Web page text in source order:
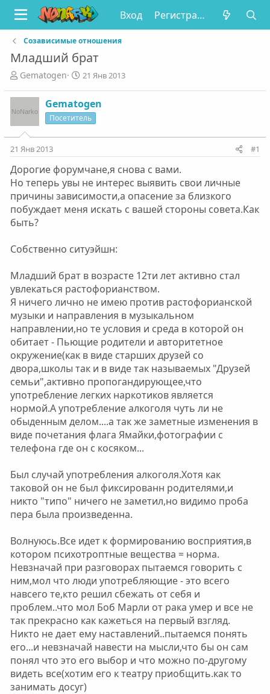
Вход Регистрация
Созависимые отношения
Младший брат
А
т
о
т
м
ы
Gematogen
Д
а
н
л
21 Янв 2013
Gematogen
Посетитель
21 Янв 2013 #1
Дорогие форумчане,я снова с вами.
Но теперь увы не интерес выявить свои личные
причины зависимости,а опасение за близкого
побуждает меня искать с вашей стороны совета.Как
быть?
Собственно ситуэйшн:
Младший брат в возрасте 12ти лет активно стал
увлекаться растофорианством.
Я ничего лично не имею против растофорианской
музыки и направления в музыкальном
направлении,но те условия и среда в которой он
обитает - Пьющие родители и авторитетное
окружение(как в виде старших друзей со
двора,школы так и в виде так называемых "Друзей
семьи",активно пропогандирующее,что
употребление легких наркотиков является
нормой.А употребление алкоголя чуть ли не
обыденным делом....а так же заметные изменения в
виде почетания флага Ямайки,фотографии с
телефона где он с косяком...
Был случай употребления алкоголя.Хотя как
таковой он не был фиксированн родителями,и
никто "типо" ничего не заметил,но видимо проба
пера была произведенна.
Волнуюсь.Все идет к формированию восприятия,в
котором психотроптные вещества = норма.
Невзначай при разговорах пытаемся говорить с
ним,мол что люди употребляющие - это всего
навсего те,кто решил сбежать от себя и
проблем..что мол Боб Марли от рака умер и все не
так прекрасно как кажеться на первый взгляд.
Никто не дает ему наставлений..пытаемся понять
его...и невзначай навести на мысли,что бы он сам
понял что это его выбор и что можно по-другому
видеть все(хотим его к театру приобщить.как то
занимать досуг)